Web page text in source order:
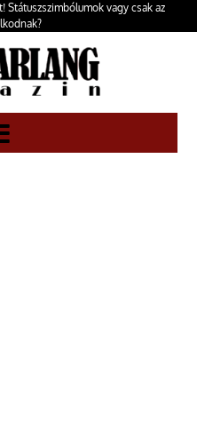
Státuszszimbólumok vagy csak az